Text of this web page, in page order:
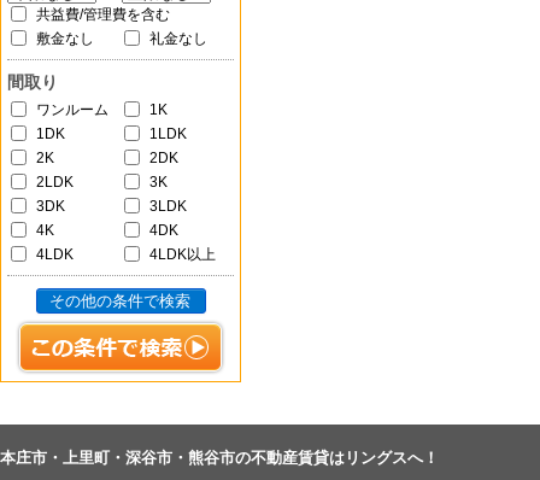
共益費/管理費を含む
敷金なし
礼金なし
間取り
ワンルーム
1K
1DK
1LDK
2K
2DK
2LDK
3K
3DK
3LDK
4K
4DK
4LDK
4LDK以上
その他の条件で検索
本庄市・上里町・深谷市・熊谷市の不動産賃貸はリングスへ！